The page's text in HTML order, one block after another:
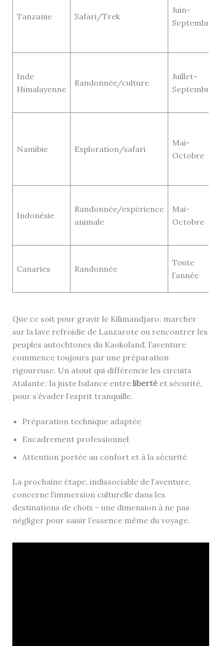
Tanzanie Safari/Trek
Juin-
Septembre
Inde
Himalayenne
Randonnée/culture
Juillet-
Septembre
Namibie Exploration/safari
Mai-
Octobre
Indonésie
Randonnée/expérience
animale
Mai-
Octobre
Canaries Randonnée
Toute
l’année
Que ce soit pour gravir le Kilimandjaro, marcher
sur la lave refroidie de Lanzarote ou rencontrer les
peuples autochtones du Kaokoland, l’aventure
commence toujours par une préparation
rigoureuse. Un atout qui différencie les circuits
Atalante : la juste balance entre libertéet sécurité,
pour s’évader l’esprit tranquille.
Préparation technique adaptée
Encadrement professionnel
Attention portée au confort et à la sécurité
La prochaine étape, indissociable de l’aventure,
concerne l’immersion culturelle dans les
destinations de choix – une dimension à ne pas
négliger pour saisir l’essence même du voyage.